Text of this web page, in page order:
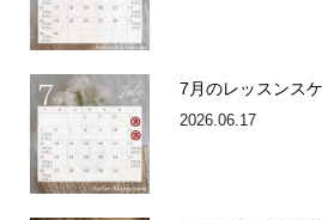
7月のレッスンス
2026.06.17